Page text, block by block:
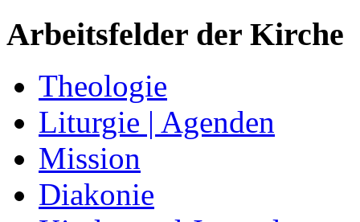
Arbeitsfelder der Kirche
Theologie
Liturgie | Agenden
Mission
Diakonie